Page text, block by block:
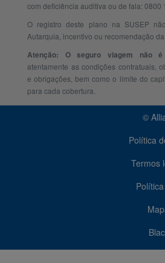
com deficiência auditiva ou de fala: 0800
O registro deste plano na SUSEP
Autarquia, incentivo ou recomendação
Atenção: O seguro viagem não é
atentamente as condições contratuais,
e obrigações, bem como o limite do
para cada cobertura.
©
Política
Termos